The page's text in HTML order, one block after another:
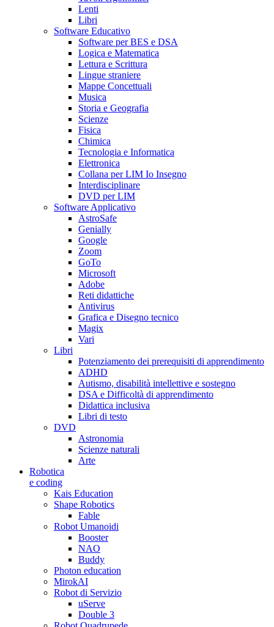
Lenti
Libri
Software Educativo
Software per BES e DSA
Logica e Matematica
Lettura e Scrittura
Lingue straniere
Mappe Concettuali
Musica
Storia e Geografia
Scienze
Fisica
Chimica
Tecnologia e Informatica
Elettronica
Collana per LIM Io Insegno
Interdisciplinare
DVD per LIM
Software Applicativo
AstroSafe
Genially
Google
Zoom
GoTo
Microsoft
Adobe
Reti didattiche
Antivirus
Grafica e Disegno tecnico
Magix
Vari
Libri
Potenziamento dei prerequisiti di apprendimento
ADHD
Autismo, disabilità intellettive e sostegno
DSA e Difficoltà di apprendimento
Didattica inclusiva
Libri di testo
DVD
Astronomia
Scienze naturali
Arte
Robotica
e coding
Kais Education
Shape Robotics
Fable
Robot Umanoidi
Booster
NAO
Buddy
Photon education
MirokAI
Robot di Servizio
uServe
Double 3